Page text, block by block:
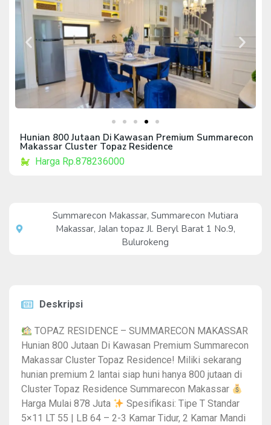
Hunian 800 Jutaan Di Kawasan Premium Summarecon
Makassar Cluster Topaz Residence
Harga Rp.878236000
Summarecon Makassar, Summarecon Mutiara
Makassar, Jalan topaz Jl. Beryl Barat 1 No.9,
Bulurokeng
Deskripsi
TOPAZ RESIDENCE – SUMMARECON MAKASSAR
Hunian 800 Jutaan Di Kawasan Premium Summarecon
Makassar Cluster Topaz Residence! Miliki sekarang
hunian premium 2 lantai siap huni hanya 800 jutaan di
Cluster Topaz Residence Summarecon Makassar
Harga Mulai 878 Juta
Spesifikasi: Tipe T Standar
5×11 LT 55 | LB 64 – 2-3 Kamar Tidur, 2 Kamar Mandi